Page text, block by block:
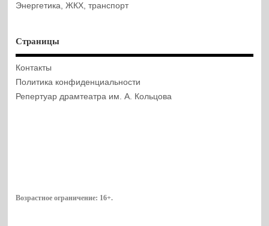
Энергетика, ЖКХ, транспорт
Страницы
Контакты
Политика конфиденциальности
Репертуар драмтеатра им. А. Кольцова
Возрастное ограничение: 16+.